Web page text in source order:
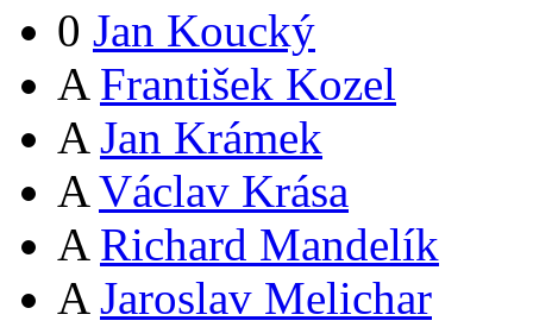
0 Jan Koucký
A František Kozel
A Jan Krámek
A Václav Krása
A Richard Mandelík
A Jaroslav Melichar